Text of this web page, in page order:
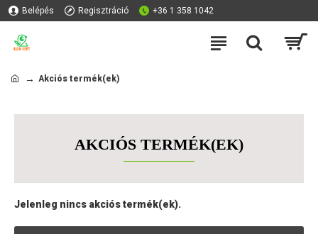
Belépés Regisztráció +36 1 358 1042
Akciós termék(ek)
AKCIÓS TERMÉK(EK)
Jelenleg nincs akciós termék(ek).